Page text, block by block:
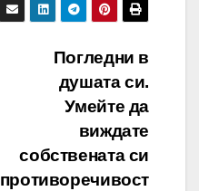
Погледни в
душата си.
Умейте да
виждате
собствената си
противоречивост